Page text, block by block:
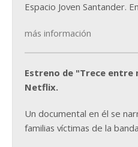
Espacio Joven Santander.
más información
Estreno de "Trece
Netflix.
Un documental en él se
familias víctimas de la